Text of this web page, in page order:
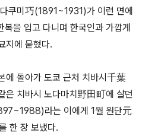
쿠미巧(1891~1931)가 이런 면에
을 입고 다니며 한국인과 가깝게
지에 묻혔다.
에 돌아가 도쿄 근처 치바시千葉
은 치바시 노다마치野田町에 살던
라는 이에게 1월 원단元
한 장 보냈다.